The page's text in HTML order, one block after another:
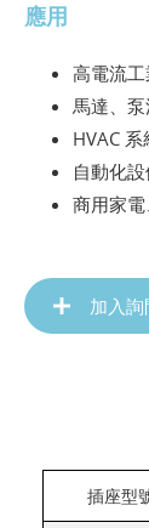
應用
高電流
馬達、
HVAC
自動化
商用家
加入詢
插座型